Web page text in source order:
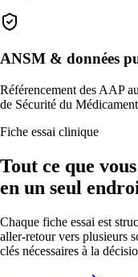
ANSM & données
Référencement des AAP
de Sécurité du
Fiche essai clinique
Tout ce que
en un seul
Chaque fiche essai est
aller-retour vers plusieurs
clés nécessaires à la